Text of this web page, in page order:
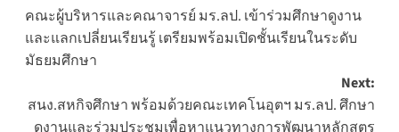
navigation
คณะผู้บริหารและคณาจารย์ มร.ลป. เข้าร่วมศึกษาดูงาน
และแลกเปลี่ยนเรียนรู้ เตรียมพร้อมเปิดชั้นเรียนในระดับ
มัธยมศึกษา
Next:
สนง.สหกิจศึกษา พร้อมด้วยคณะเทคโนอุตฯ มร.ลป. ศึกษา
ดูงานและร่วมประชุมเพื่อหาแนวทางการพัฒนาหลักสูตร